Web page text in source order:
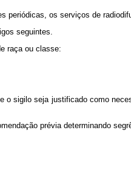
os serviços de
seguintes.
raça ou classe:
seja justificado como
prévia determinando